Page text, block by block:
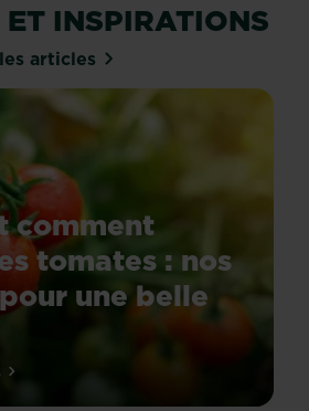
INSPIRATIONS
articles
comment
tomates : nos
une belle
et comment planter les